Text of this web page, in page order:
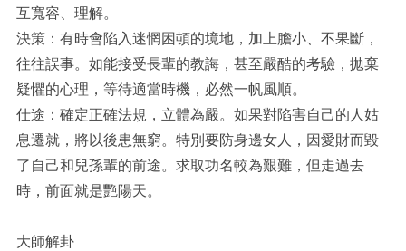
互寬容、理解。
決策：有時會陷入迷惘困頓的境地，加上膽小、不果斷，
往往誤事。如能接受長輩的教誨，甚至嚴酷的考驗，拋棄
疑懼的心理，等待適當時機，必然一帆風順。
仕途：確定正確法規，立體為嚴。如果對陷害自己的人姑
息遷就，將以後患無窮。特別要防身邊女人，因愛財而毀
了自己和兒孫輩的前途。求取功名較為艱難，但走過去
時，前面就是艷陽天。
大師解卦